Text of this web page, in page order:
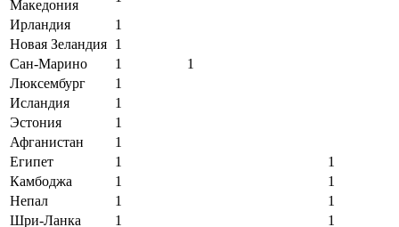
Македония
Ирландия
1
Новая Зеландия 1
Сан-Марино
1
1
Люксембург
1
Исландия
1
Эстония
1
Афганистан
1
Египет
1
1
Камбоджа
1
1
Непал
1
1
Шри-Ланка
1
1